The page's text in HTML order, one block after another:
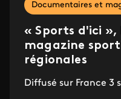
Documentaires et
« Sports d'ici »,
magazine
régionales
Diffusé sur France 3